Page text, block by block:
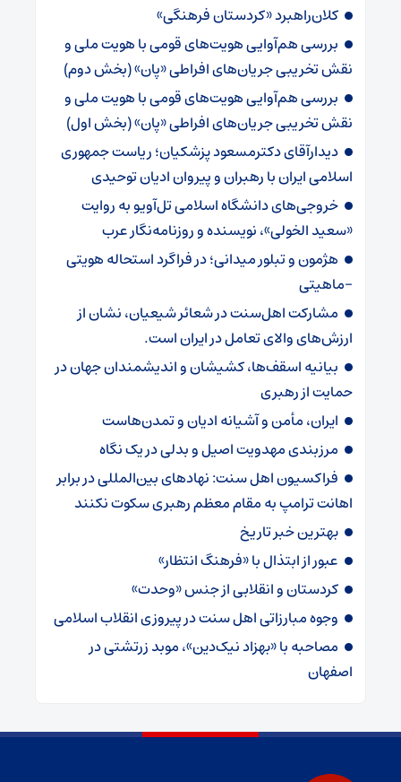
کلان‌راهبرد «کردستان فرهنگی»
بررسی هم‌آوایی هویت‌‌های قومی با هویت ملی و
نقش تخریبی جریان‌های افراطی «پان» (بخش دوم)
بررسی هم‌آوایی هویت‌‌های قومی با هویت ملی و
نقش تخریبی جریان‌های افراطی «پان» (بخش اول)
دیدارآقای دکترمسعود پزشکیان؛ ریاست جمهوری
اسلامی ایران با رهبران و پیروان ادیان توحیدی
خروجی‌های دانشگاه اسلامی تل‌آویو به روایت
«سعید الخولی»، نویسنده و روزنامه‌نگار عرب
هژمون و تبلور میدانی؛ در فراگرد استحاله هویتی
-ماهیتی
مشارکت اهل‌سنت در شعائر شیعیان، نشان از
ارز‌‌ش‌های والای تعامل در ایران است.
بیانیه اسقف‌ها، کشیشان و اندیشمندان جهان در
حمایت از رهبری
ایران، مأمن و آشیانه ادیان و تمدن‌هاست
مرزبندی مهدویت اصیل و بدلی در یک نگاه
فراکسیون اهل سنت: نهادهای بین‌المللی در برابر
اهانت ترامپ به مقام معظم رهبری سکوت نکنند
بهترین خبر تاریخ
عبور از ابتذال با «فرهنگ انتظار»
کردستان و انقلابی از جنس «وحدت»
وجوه مبارزاتی اهل سنت در پیروزی انقلاب اسلامی
مصاحبه با «بهزاد نیک‌دین»، موبد زرتشتی در
اصفهان